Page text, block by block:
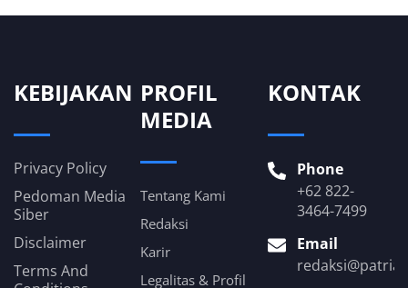
KEBIJAKAN
Privacy Policy
Pedoman Media
Siber
Disclaimer
Terms And
PROFIL
MEDIA
Tentang Kami
Redaksi
Karir
Legalitas & Profil
KONTAK
Phone
+62 822-
3464-7499
Email